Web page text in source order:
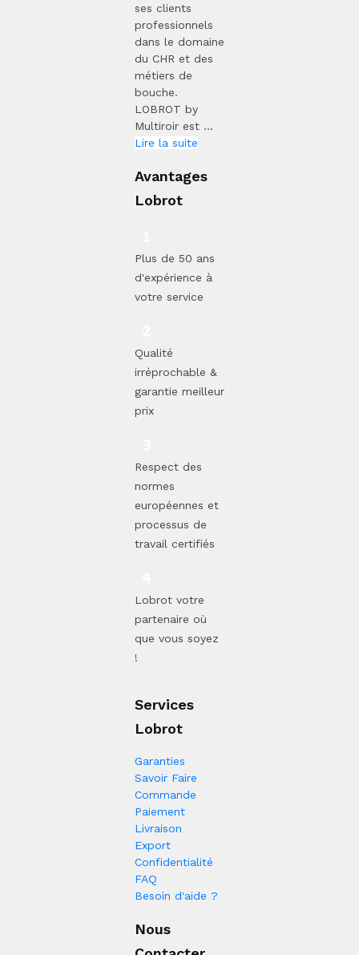
ses clients
professionnels
dans le domaine
du CHR et des
métiers de
bouche.
LOBROT by
Multiroir est ...
Lire la suite
Avantages
Lobrot
Plus de 50 ans
d'expérience à
votre service
Qualité
irréprochable &
garantie meilleur
prix
Respect des
normes
européennes et
processus de
travail certifiés
Lobrot votre
partenaire où
que vous soyez
!
Services
Lobrot
Garanties
Savoir Faire
Commande
Paiement
Livraison
Export
Confidentialité
FAQ
Besoin d'aide ?
Nous